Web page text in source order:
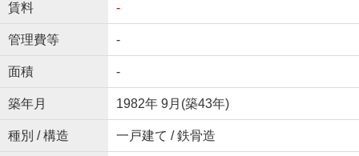
賃料 -
管理費等 -
面積 -
築年月 1982年 9月(築43年)
種別 / 構造 一戸建て / 鉄骨造